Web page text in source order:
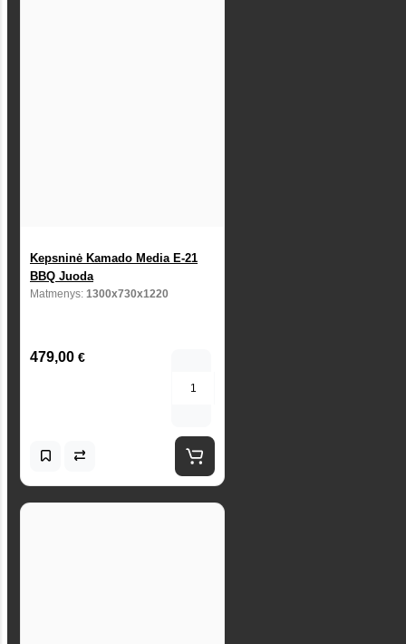
Kepsninė Kamado Media E-21
BBQ Juoda
Matmenys: 1300x730x1220
479,00 €